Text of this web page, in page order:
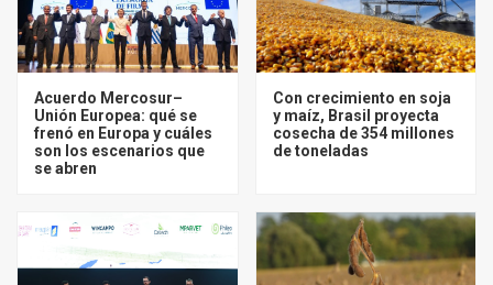
Acuerdo Mercosur–
Unión Europea: qué se
frenó en Europa y cuáles
son los escenarios que
se abren
Con crecimiento en soja
y maíz, Brasil proyecta
cosecha de 354 millones
de toneladas